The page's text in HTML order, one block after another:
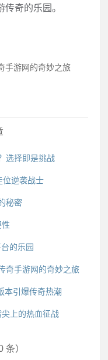
奇的乐园。
手游网的奇妙之旅
选择即是挑战
位逆袭战士
秘密
的乐园
奇手游网的奇妙之旅
本引爆传奇热潮
上的热血征战
条）